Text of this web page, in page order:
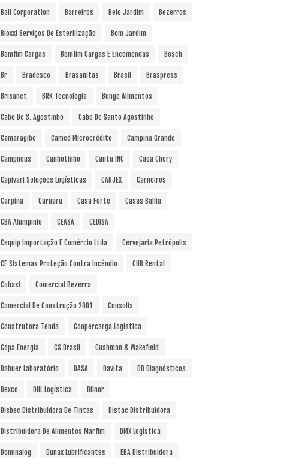
Ball Corporation Barreiros Belo Jardim Bezerros
Bioxxi Serviços De Esterilização Bom Jardim
Bomfim Cargas Bomfim Cargas E Encomendas Bosch
Br Bradesco Brasanitas Brasil Braspress
Brisanet BRK Tecnologia Bunge Alimentos
Cabo De S. Agostinho Cabo De Santo Agostinho
Camaragibe Camed Microcrédito Campina Grande
Campneus Canhotinho Cantu INC Caoa Chery
Capivari Soluções Logísticas CARJEX Carneiros
Carpina Caruaru Casa Forte Casas Bahia
CBA Alumpinio CEASA CEDISA
Cequip Importação E Comércio Ltda Cervejaria Petrópolis
CF Sistemas Proteção Contra Incêndio CHB Rental
Cobasi Comercial Bezerra
Comercial De Construção 2001 Consolis
Construtora Tenda Coopercarga Logística
Copa Energia CS Brasil Cushman & Wakefield
Dahuer Laboratório DASA Davita DB Diagnósticos
Dexco DHL Logística Dilnor
Disbec Distribuidora De Tintas Distac Distribuidora
Distribuidora De Alimentos Marfim DMX Logística
Dominalog Dunax Lubrificantes EBA Distribuidora